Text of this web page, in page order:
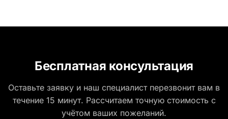
Бесплатная консультация
Оставьте заявку и наш специалист перезвонит вам в
течение 15 минут. Рассчитаем точную стоимость с
учётом ваших пожеланий.